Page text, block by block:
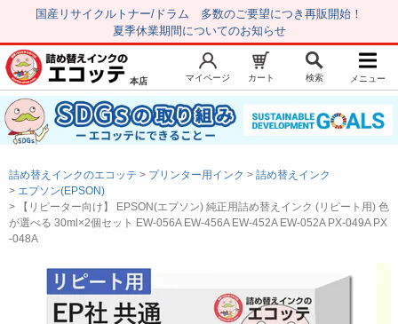
国産リサイクルトナー/ドラム 多数のご要望につき再販開始！
夏季休業期間についてのお知らせ
新規会員登録 マイページ
トップページ お気に入り
注文履歴 レビュー履歴
はじめての方へ
初心者用セット
キャノンインク
本店 マイページ カート 検索 メニュー
詰め替えインクのエコッテ プリンター用インク
詰め替えインク
エプソン(EPSON)
【リピーター向け】 EPSON(エプソン) 純正用詰め替えインク (リピート用) 色
が選べる 30ml×2個セット EW-056A EW-456A EW-452A EW-052A PX-049A PX
-048A